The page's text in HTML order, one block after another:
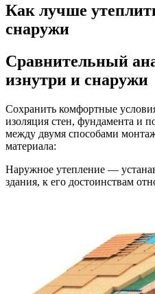
Как лучше
снаружи
Сравнительный
изнутри и снаружи
Сохранить комфортные
изоляция стен, фундамента и
между двумя способами
материала:
Наружное утепление —
здания, к его достоинствам